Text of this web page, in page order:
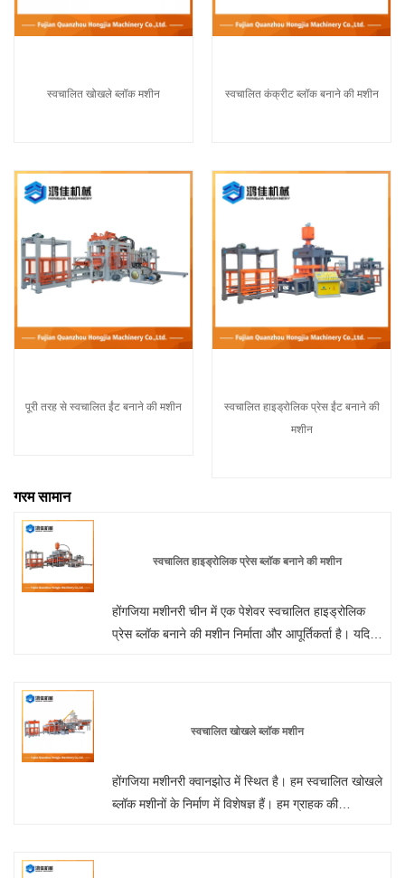
स्वचालित खोखले ब्लॉक मशीन स्वचालित कंक्रीट ब्लॉक बनाने की मशीन
पूरी तरह से स्वचालित ईंट बनाने की मशीन
स्वचालित हाइड्रोलिक प्रेस ईंट बनाने की
मशीन
गरम सामान
स्वचालित हाइड्रोलिक प्रेस ब्लॉक बनाने की मशीन
होंगजिया मशीनरी चीन में एक पेशेवर स्वचालित हाइड्रोलिक
प्रेस ब्लॉक बनाने की मशीन निर्माता और आपूर्तिकर्ता है। यदि
स्वचालित खोखले ब्लॉक मशीन
होंगजिया मशीनरी क्वानझोउ में स्थित है। हम स्वचालित खोखले
ब्लॉक मशीनों के निर्माण में विशेषज्ञ हैं। हम ग्राहक की